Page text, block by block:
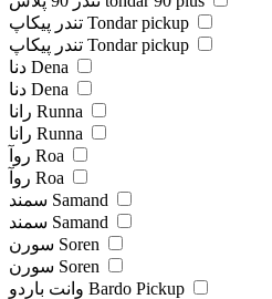
تندر پیکاپ Tondar pickup
تندر پیکاپ Tondar pickup
دنا Dena
دنا Dena
رانا Runna
رانا Runna
روآ Roa
روآ Roa
سمند Samand
سمند Samand
سورن Soren
سورن Soren
وانت باردو Bardo Pickup